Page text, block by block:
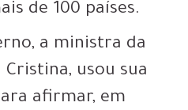
de 100 países.
a ministra da
usou sua
afirmar, em